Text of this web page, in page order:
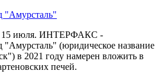
"Амурсталь"
15 июля. ИНТЕРФАКС -
"Амурсталь" (юридическое название
в 2021 году намерен вложить в
печей.